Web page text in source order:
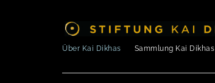
Über Kai Dikhas Sammlung Kai Dikhas